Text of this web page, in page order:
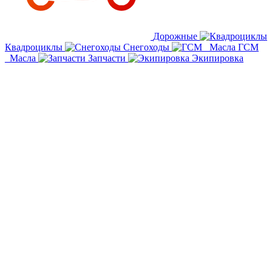
Дорожные
Квадроциклы
Снегоходы
ГСМ
_Масла
Запчасти Экипировка